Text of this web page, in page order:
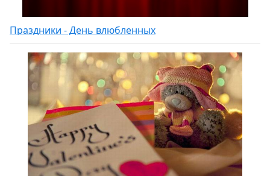
Праздники - День влюбленных